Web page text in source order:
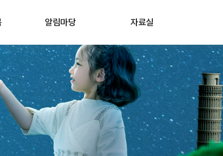
알림마당 자료실